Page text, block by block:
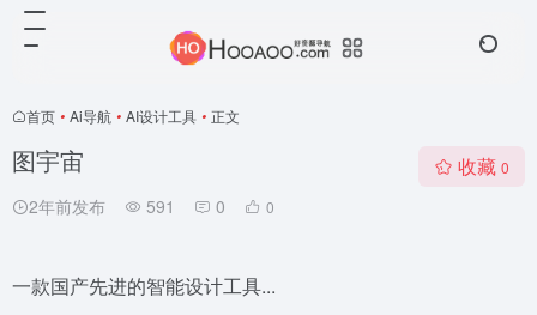
首页 • Ai导航 • AI设计工具 • 正文
图宇宙
2年前发布 591 0 0
收藏 0
一款国产先进的智能设计工具...